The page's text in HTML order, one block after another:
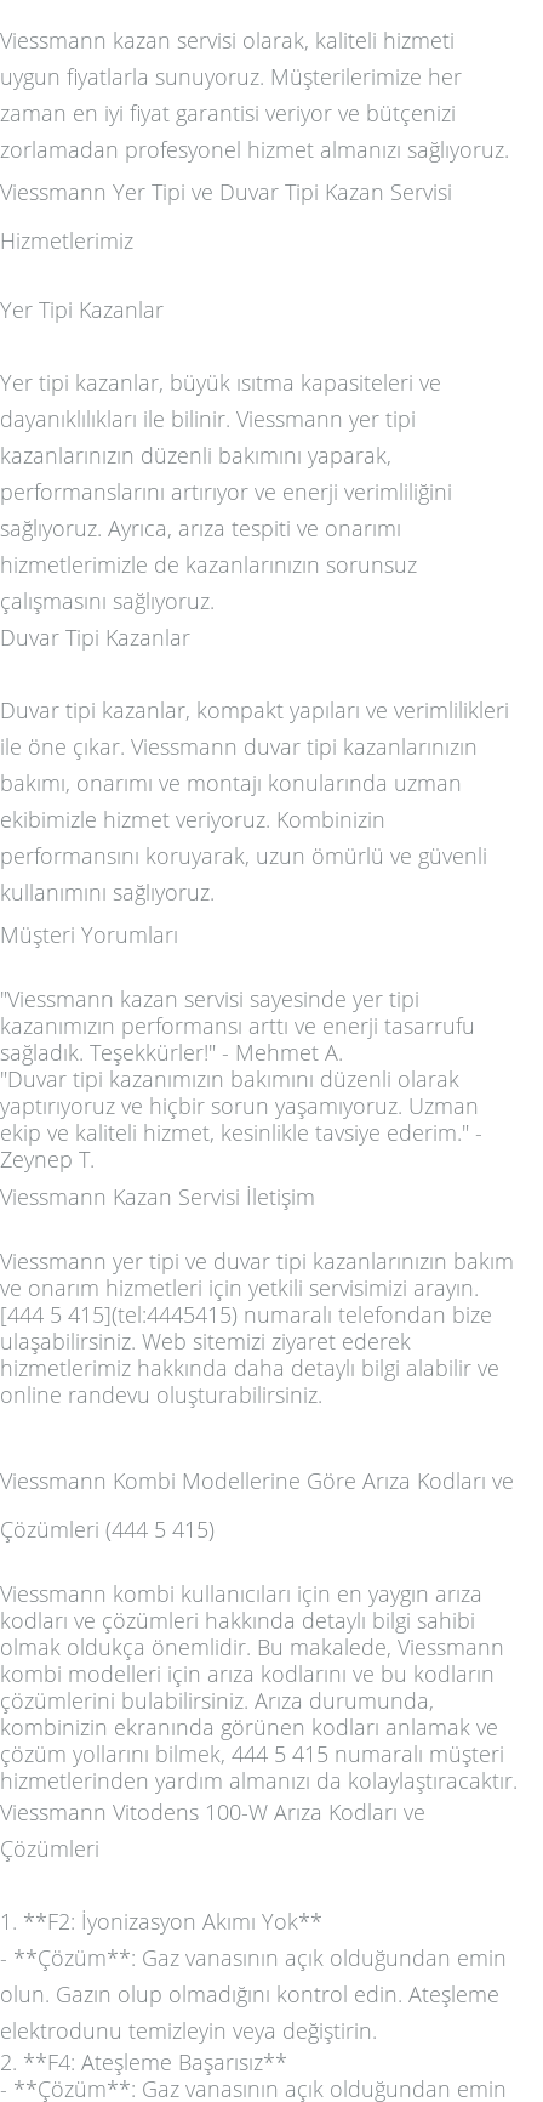
Viessmann kazan servisi olarak, kaliteli hizmeti
uygun fiyatlarla sunuyoruz. Müşterilerimize her
zaman en iyi fiyat garantisi veriyor ve bütçenizi
zorlamadan profesyonel hizmet almanızı sağlıyoruz.
Viessmann Yer Tipi ve Duvar Tipi Kazan Servisi
Hizmetlerimiz
Yer Tipi Kazanlar
Yer tipi kazanlar, büyük ısıtma kapasiteleri ve
dayanıklılıkları ile bilinir. Viessmann yer tipi
kazanlarınızın düzenli bakımını yaparak,
performanslarını artırıyor ve enerji verimliliğini
sağlıyoruz. Ayrıca, arıza tespiti ve onarımı
hizmetlerimizle de kazanlarınızın sorunsuz
çalışmasını sağlıyoruz.
Duvar Tipi Kazanlar
Duvar tipi kazanlar, kompakt yapıları ve verimlilikleri
ile öne çıkar. Viessmann duvar tipi kazanlarınızın
bakımı, onarımı ve montajı konularında uzman
ekibimizle hizmet veriyoruz. Kombinizin
performansını koruyarak, uzun ömürlü ve güvenli
kullanımını sağlıyoruz.
Müşteri Yorumları
"Viessmann kazan servisi sayesinde yer tipi
kazanımızın performansı arttı ve enerji tasarrufu
sağladık. Teşekkürler!" - Mehmet A.
"Duvar tipi kazanımızın bakımını düzenli olarak
yaptırıyoruz ve hiçbir sorun yaşamıyoruz. Uzman
ekip ve kaliteli hizmet, kesinlikle tavsiye ederim." -
Zeynep T.
Viessmann Kazan Servisi İletişim
Viessmann yer tipi ve duvar tipi kazanlarınızın bakım
ve onarım hizmetleri için yetkili servisimizi arayın.
[444 5 415](tel:4445415) numaralı telefondan bize
ulaşabilirsiniz. Web sitemizi ziyaret ederek
hizmetlerimiz hakkında daha detaylı bilgi alabilir ve
online randevu oluşturabilirsiniz.
Viessmann Kombi Modellerine Göre Arıza Kodları ve
Çözümleri (444 5 415)
Viessmann kombi kullanıcıları için en yaygın arıza
kodları ve çözümleri hakkında detaylı bilgi sahibi
olmak oldukça önemlidir. Bu makalede, Viessmann
kombi modelleri için arıza kodlarını ve bu kodların
çözümlerini bulabilirsiniz. Arıza durumunda,
kombinizin ekranında görünen kodları anlamak ve
çözüm yollarını bilmek, 444 5 415 numaralı müşteri
hizmetlerinden yardım almanızı da kolaylaştıracaktır.
Viessmann Vitodens 100-W Arıza Kodları ve
Çözümleri
1. **F2: İyonizasyon Akımı Yok**
- **Çözüm**: Gaz vanasının açık olduğundan emin
olun. Gazın olup olmadığını kontrol edin. Ateşleme
elektrodunu temizleyin veya değiştirin.
2. **F4: Ateşleme Başarısız**
- **Çözüm**: Gaz vanasının açık olduğundan emin